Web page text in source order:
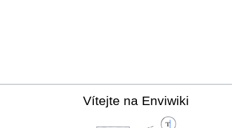
Vítejte na Enviwiki